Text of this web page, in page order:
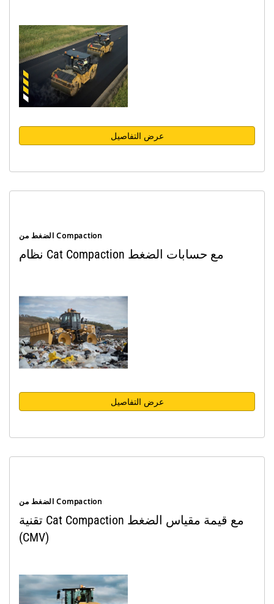
عرض التفاصيل
الضغط من Compaction
نظام Cat Compaction مع حسابات الضغط
عرض التفاصيل
الضغط من Compaction
تقنية Cat Compaction مع قيمة مقياس الضغط
(CMV)